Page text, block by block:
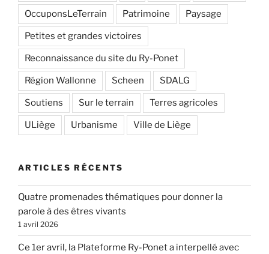
OccuponsLeTerrain Patrimoine Paysage
Petites et grandes victoires
Reconnaissance du site du Ry-Ponet
Région Wallonne Scheen SDALG
Soutiens Sur le terrain Terres agricoles
ULiège Urbanisme Ville de Liège
ARTICLES RÉCENTS
Quatre promenades thématiques pour donner la
parole à des êtres vivants
1 avril 2026
Ce 1er avril, la Plateforme Ry-Ponet a interpellé avec